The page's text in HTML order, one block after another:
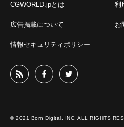
CGWORLD.jpとは 利
広告掲載について お
情報セキュリティポリシー
© 2021 Born Digital, INC. ALL RIGHTS